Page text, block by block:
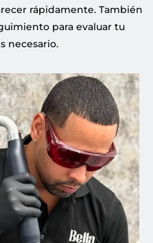
rápidamente. También
para evaluar tu
necesario.